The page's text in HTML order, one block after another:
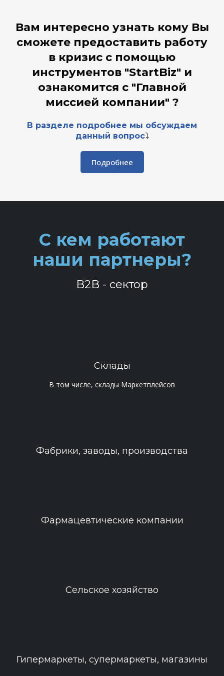
Вам интересно узнать кому Вы
сможете предоставить работу
в кризис с помощью
инструментов "StartBiz" и
ознакомится с "Главной
миссией компании" ?
В разделе подробнее мы обсуждаем
данный вопрос⤵️
Подробнее
С кем работают
наши партнеры?
B2B - сектор
Склады
В том числе, склады Маркетплейсов
Фабрики, заводы, производства
Фармацевтические компании
Сельское хозяйство
Гипермаркеты, супермаркеты, магазины